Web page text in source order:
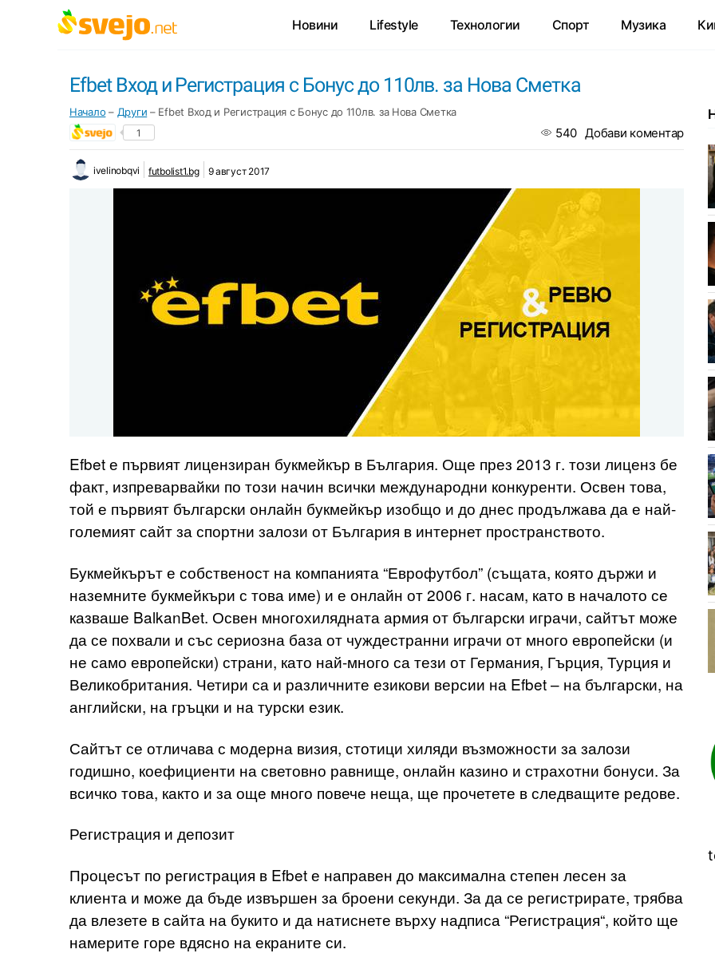
Новини Lifestyle Технологии Спорт Музика
Efbet Вход и Регистрация с Бонус до 110лв. за Нова Сметка
Начало – Други – Efbet Вход и Регистрация с Бонус до 110лв. за Нова Сметка
1 540 Добави коментар
ivelinobqvi futbolist1.bg 9 август 2017
Efbet е първият лицензиран букмейкър в България. Още през 2013 г. този лиценз бе
факт, изпреварвайки по този начин всички международни конкуренти. Освен това,
той е първият български онлайн букмейкър изобщо и до днес продължава да е най-
големият сайт за спортни залози от България в интернет пространството.
Букмейкърът е собственост на компанията “Еврофутбол” (същата, която държи и
наземните букмейкъри с това име) и е онлайн от 2006 г. насам, като в началото се
казваше BalkanBet. Освен многохилядната армия от български играчи, сайтът може
да се похвали и със сериозна база от чуждестранни играчи от много европейски (и
не само европейски) страни, като най-много са тези от Германия, Гърция, Турция и
Великобритания. Четири са и различните езикови версии на Efbet – на български, на
английски, на гръцки и на турски език.
Сайтът се отличава с модерна визия, стотици хиляди възможности за залози
годишно, коефициенти на световно равнище, онлайн казино и страхотни бонуси. За
всичко това, както и за още много повече неща, ще прочетете в следващите редове.
Регистрация и депозит
Процесът по регистрация в Efbet е направен до максимална степен лесен за
клиента и може да бъде извършен за броени секунди. За да се регистрирате, трябва
да влезете в сайта на букито и да натиснете върху надписа “Регистрация“, който ще
намерите горе вдясно на екраните си.